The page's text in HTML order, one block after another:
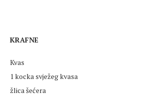
KRAFNE
Kvas
1 kocka svježeg kvasa
žlica šećera